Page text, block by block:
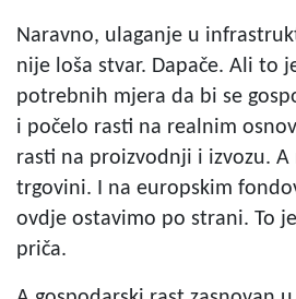
Naravno, ulaganje u
nije loša stvar. Dapače. Ali to
potrebnih mjera da bi se
i počelo rasti na realnim
rasti na proizvodnji i izvozu. A
trgovini. I na europskim
ovdje ostavimo po strani. To
priča.